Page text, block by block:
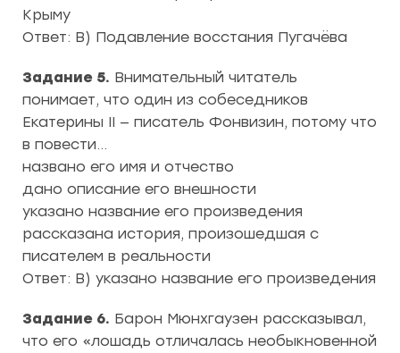
Крыму
Ответ: В) Подавление восстания Пугачёва
Задание 5. Внимательный читатель
понимает, что один из собеседников
Екатерины II — писатель Фонвизин, потому что
в повести…
названо его имя и отчество
дано описание его внешности
указано название его произведения
рассказана история, произошедшая с
писателем в реальности
Ответ: В) указано название его произведения
Задание 6. Барон Мюнхгаузен рассказывал,
что его «лошадь отличалась необыкновенной